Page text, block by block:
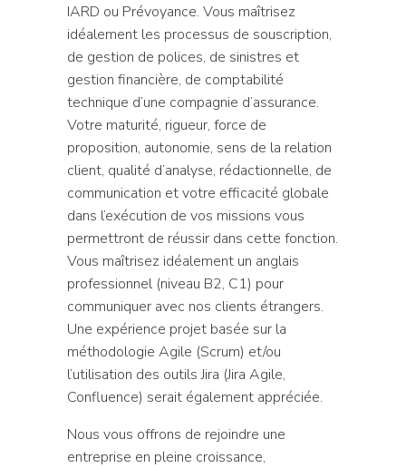
IARD ou Prévoyance. Vous maîtrisez
idéalement les processus de souscription,
de gestion de polices, de sinistres et
gestion financière, de comptabilité
technique d’une compagnie d’assurance.
Votre maturité, rigueur, force de
proposition, autonomie, sens de la relation
client, qualité d’analyse, rédactionnelle, de
communication et votre efficacité globale
dans l’exécution de vos missions vous
permettront de réussir dans cette fonction.
Vous maîtrisez idéalement un anglais
professionnel (niveau B2, C1) pour
communiquer avec nos clients étrangers.
Une expérience projet basée sur la
méthodologie Agile (Scrum) et/ou
l’utilisation des outils Jira (Jira Agile,
Confluence) serait également appréciée.
Nous vous offrons de rejoindre une
entreprise en pleine croissance,